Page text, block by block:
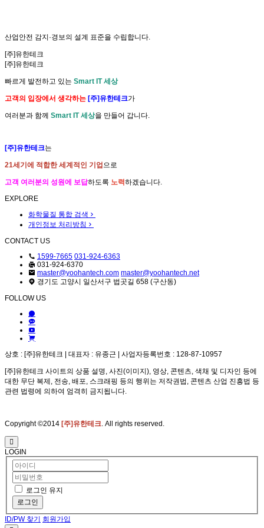
산업안전 감지·경보 의 설계 표준을 수립합니다.
[주]유한테크
[주]유한테크
빠르게 발전하고 있는 Smart IT 세상
고객의 입장에서 생각하는 [주]유한테크가
여러분과 함께 Smart IT 세상을 만들어 갑니다.
[주]유한테크는
21세기에 적합한 세계적인 기업 으로
고객 여러분의 성원에 보답하도록 노력하겠습니다.
EXPLORE
화학물질 통합 검색
개인정보 처리방침
CONTACT US
1599-7665 031-924-6363
031-924-6370
master@yoohantech.com master@yoohantech.net
경기도 고양시 일산서구 법곳길 658 (구산동)
FOLLOW US
상호 : [주]유한테크 | 대표자 : 유종근 | 사업자등록번호 : 128-87-10957
[주]유한테크 사이트의 상품 설명, 사진(이미지), 영상, 콘텐츠, 색채 및 디자인 등에
대한 무단 복제, 전송, 배포, 스크래핑 등의 행위는 저작권법, 콘텐츠 산업 진흥법 등
관련 법령에 의하여 엄격히 금지됩니다.
Copyright ©2014 [주]유한테크 . All rights reserved.
LOGIN
로그인 유지
로그인
ID/PW 찾기 회원가입